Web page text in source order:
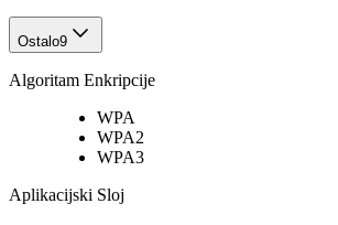
Ostalo9
Algoritam Enkripcije
WPA
WPA2
WPA3
Aplikacijski Sloj